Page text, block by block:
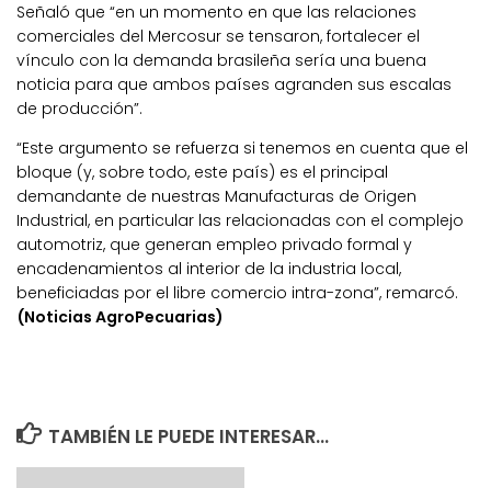
Señaló que “en un momento en que las relaciones
comerciales del Mercosur se tensaron, fortalecer el
vínculo con la demanda brasileña sería una buena
noticia para que ambos países agranden sus escalas
de producción”.
“Este argumento se refuerza si tenemos en cuenta que el
bloque (y, sobre todo, este país) es el principal
demandante de nuestras Manufacturas de Origen
Industrial, en particular las relacionadas con el complejo
automotriz, que generan empleo privado formal y
encadenamientos al interior de la industria local,
beneficiadas por el libre comercio intra-zona”, remarcó.
(Noticias AgroPecuarias)
TAMBIÉN LE PUEDE INTERESAR...